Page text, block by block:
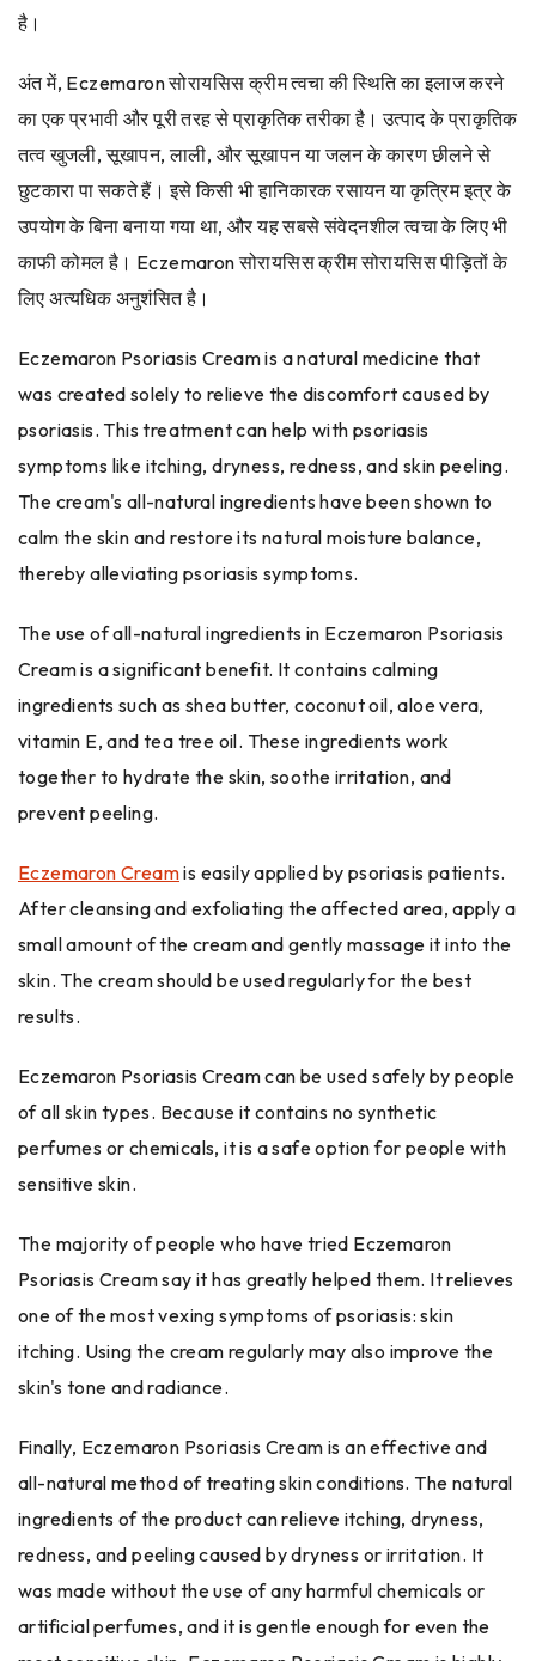
है।
अंत में, Eczemaron सोरायसिस क्रीम त्वचा की स्थिति का इलाज करने
का एक प्रभावी और पूरी तरह से प्राकृतिक तरीका है। उत्पाद के प्राकृतिक
तत्व खुजली, सूखापन, लाली, और सूखापन या जलन के कारण छीलने से
छुटकारा पा सकते हैं। इसे किसी भी हानिकारक रसायन या कृत्रिम इत्र के
उपयोग के बिना बनाया गया था, और यह सबसे संवेदनशील त्वचा के लिए भी
काफी कोमल है। Eczemaron सोरायसिस क्रीम सोरायसिस पीड़ितों के
लिए अत्यधिक अनुशंसित है।
Eczemaron Psoriasis Cream is a natural medicine that
was created solely to relieve the discomfort caused by
psoriasis. This treatment can help with psoriasis
symptoms like itching, dryness, redness, and skin peeling.
The cream's all-natural ingredients have been shown to
calm the skin and restore its natural moisture balance,
thereby alleviating psoriasis symptoms.
The use of all-natural ingredients in Eczemaron Psoriasis
Cream is a significant benefit. It contains calming
ingredients such as shea butter, coconut oil, aloe vera,
vitamin E, and tea tree oil. These ingredients work
together to hydrate the skin, soothe irritation, and
prevent peeling.
Eczemaron Creamis easily applied by psoriasis patients.
After cleansing and exfoliating the affected area, apply a
small amount of the cream and gently massage it into the
skin. The cream should be used regularly for the best
results.
Eczemaron Psoriasis Cream can be used safely by people
of all skin types. Because it contains no synthetic
perfumes or chemicals, it is a safe option for people with
sensitive skin.
The majority of people who have tried Eczemaron
Psoriasis Cream say it has greatly helped them. It relieves
one of the most vexing symptoms of psoriasis: skin
itching. Using the cream regularly may also improve the
skin's tone and radiance.
Finally, Eczemaron Psoriasis Cream is an effective and
all-natural method of treating skin conditions. The natural
ingredients of the product can relieve itching, dryness,
redness, and peeling caused by dryness or irritation. It
was made without the use of any harmful chemicals or
artificial perfumes, and it is gentle enough for even the